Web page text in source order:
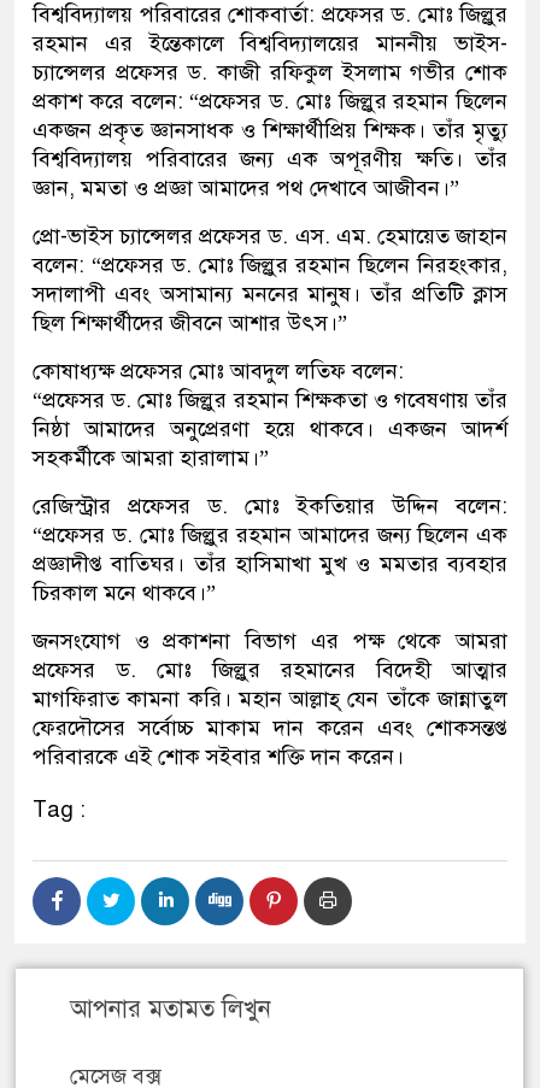
বিশ্ববিদ্যালয় পরিবারের শোকবার্তা: প্রফেসর ড. মোঃ জিল্লুর
রহমান এর ইন্তেকালে বিশ্ববিদ্যালয়ের মাননীয় ভাইস-
চ্যান্সেলর প্রফেসর ড. কাজী রফিকুল ইসলাম গভীর শোক
প্রকাশ করে বলেন: “প্রফেসর ড. মোঃ জিল্লুর রহমান ছিলেন
একজন প্রকৃত জ্ঞানসাধক ও শিক্ষার্থীপ্রিয় শিক্ষক। তাঁর মৃত্যু
বিশ্ববিদ্যালয় পরিবারের জন্য এক অপূরণীয় ক্ষতি। তাঁর
জ্ঞান, মমতা ও প্রজ্ঞা আমাদের পথ দেখাবে আজীবন।”
প্রো-ভাইস চ্যান্সেলর প্রফেসর ড. এস. এম. হেমায়েত জাহান
বলেন: “প্রফেসর ড. মোঃ জিল্লুর রহমান ছিলেন নিরহংকার,
সদালাপী এবং অসামান্য মননের মানুষ। তাঁর প্রতিটি ক্লাস
ছিল শিক্ষার্থীদের জীবনে আশার উৎস।”
কোষাধ্যক্ষ প্রফেসর মোঃ আবদুল লতিফ বলেন:
“প্রফেসর ড. মোঃ জিল্লুর রহমান শিক্ষকতা ও গবেষণায় তাঁর
নিষ্ঠা আমাদের অনুপ্রেরণা হয়ে থাকবে। একজন আদর্শ
সহকর্মীকে আমরা হারালাম।”
রেজিস্ট্রার প্রফেসর ড. মোঃ ইকতিয়ার উদ্দিন বলেন:
“প্রফেসর ড. মোঃ জিল্লুর রহমান আমাদের জন্য ছিলেন এক
প্রজ্ঞাদীপ্ত বাতিঘর। তাঁর হাসিমাখা মুখ ও মমতার ব্যবহার
চিরকাল মনে থাকবে।”
জনসংযোগ ও প্রকাশনা বিভাগ এর পক্ষ থেকে আমরা
প্রফেসর ড. মোঃ জিল্লুর রহমানের বিদেহী আত্মার
মাগফিরাত কামনা করি। মহান আল্লাহ্‌ যেন তাঁকে জান্নাতুল
ফেরদৌসের সর্বোচ্চ মাকাম দান করেন এবং শোকসন্তপ্ত
পরিবারকে এই শোক সইবার শক্তি দান করেন।
Tag :
আপনার মতামত লিখুন
মেসেজ বক্স